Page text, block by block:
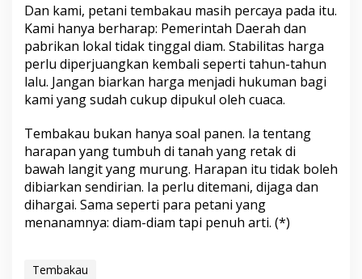
Dan kami, petani tembakau masih percaya pada itu.
Kami hanya berharap: Pemerintah Daerah dan
pabrikan lokal tidak tinggal diam. Stabilitas harga
perlu diperjuangkan kembali seperti tahun-tahun
lalu. Jangan biarkan harga menjadi hukuman bagi
kami yang sudah cukup dipukul oleh cuaca.
Tembakau bukan hanya soal panen. Ia tentang
harapan yang tumbuh di tanah yang retak di
bawah langit yang murung. Harapan itu tidak boleh
dibiarkan sendirian. Ia perlu ditemani, dijaga dan
dihargai. Sama seperti para petani yang
menanamnya: diam-diam tapi penuh arti. (*)
Tembakau